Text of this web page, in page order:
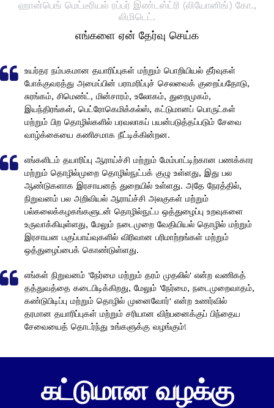
ஹான்பெங் மெட்டீரியல் ரப்பர் இண்டஸ்ட்ரி (லியோனிங்) கோ.,
லிமிடெட்.
எங்களை ஏன் தேர்வு செய்க
உயர்தர நம்பகமான தயாரிப்புகள் மற்றும் பொறியியல் தீர்வுகள்
போக்குவரத்து அமைப்பின் பராமரிப்புச் செலவைக் குறைப்பதோடு,
சுரங்கம், சிமெண்ட், மின்சாரம், உலோகம், துறைமுகம்,
இயந்திரங்கள், பெட்ரோகெமிக்கல்ஸ், கட்டுமானப் பொருட்கள்
மற்றும் பிற தொழில்களில் பரவலாகப் பயன்படுத்தப்படும் சேவை
வாழ்க்கையை கணிசமாக நீட்டிக்கின்றன.
எங்களிடம் தயாரிப்பு ஆராய்ச்சி மற்றும் மேம்பாட்டிற்கான பணக்கார
மற்றும் தொழில்முறை தொழில்நுட்பக் குழு உள்ளது, இது பல
ஆண்டுகளாக இரசாயனத் துறையில் உள்ளது. அதே நேரத்தில்,
நிறுவனம் பல அறிவியல் ஆராய்ச்சி அலகுகள் மற்றும்
பல்கலைக்கழகங்களுடன் தொழில்நுட்ப ஒத்துழைப்பு உறவுகளை
உருவாக்கியுள்ளது, மேலும் நடைமுறை வேதியியல் தொழில் மற்றும்
இரசாயன பகுப்பாய்வுகளில் விரிவான பரிமாற்றங்கள் மற்றும்
ஒத்துழைப்பைக் கொண்டுள்ளது. ​​​​​​​
எங்கள் நிறுவனம் 'நேர்மை மற்றும் தரம் முதலில்' என்ற வணிகத்
தத்துவத்தை கடைபிடிக்கிறது, மேலும் 'நேர்மை, நடைமுறைவாதம்,
கண்டுபிடிப்பு மற்றும் தொழில் முனைவோர்' என்ற உணர்வில்
தரமான தயாரிப்புகள் மற்றும் சரியான விற்பனைக்குப் பிந்தைய
சேவையைத் தொடர்ந்து உங்களுக்கு வழங்கும்! ​​​​​​​
கட்டுமான வழக்கு